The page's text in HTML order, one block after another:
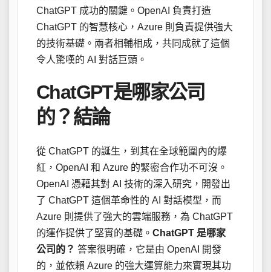
ChatGPT 成功的關鍵。OpenAI 負責打造
ChatGPT 的智慧核心，Azure 則負責提供強大
的技術基礎。兩者相輔相成，共同成就了這個
令人驚嘆的 AI 對話巨頭。
ChatGPT是哪家公司
的？結論
從 ChatGPT 的誕生，到其在全球範圍內的爆
紅，OpenAI 和 Azure 的緊密合作功不可沒。
OpenAI 憑藉其對 AI 技術的深入研究，開發出
了 ChatGPT 這個革命性的 AI 對話模型，而
Azure 則提供了強大的雲端服務，為 ChatGPT
的運作提供了堅實的基礎。 ChatGPT 是哪家
公司的？ 答案很明確，它是由 OpenAI 開發
的，並依賴 Azure 的強大運算能力來實現其功